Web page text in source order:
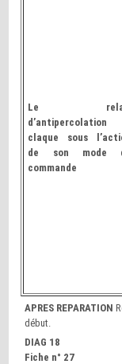
Le
d’antipercolation
claque sous
de son mode
commande
APRES REPARATION
début.
DIAG 18
Fiche n° 27